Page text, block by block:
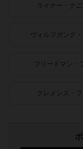
ライナー・ク
ヴォルフガング
フリードマン・
クレメンス・